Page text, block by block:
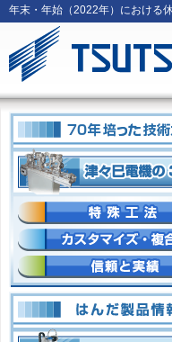
年末・年始（2022年）における